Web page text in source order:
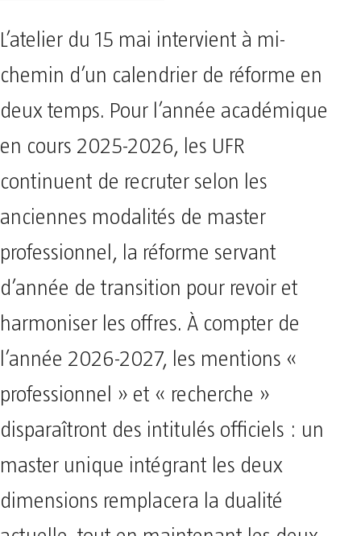
L’atelier du 15 mai intervient à mi-
chemin d’un calendrier de réforme en
deux temps. Pour l’année académique
en cours 2025-2026, les UFR
continuent de recruter selon les
anciennes modalités de master
professionnel, la réforme servant
d’année de transition pour revoir et
harmoniser les offres. À compter de
l’année 2026-2027, les mentions «
professionnel » et « recherche »
disparaîtront des intitulés officiels : un
master unique intégrant les deux
dimensions remplacera la dualité